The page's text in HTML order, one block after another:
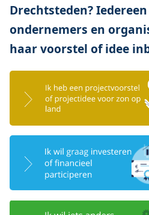
Drechtsteden?
ondernemers en
haar voorstel of idee